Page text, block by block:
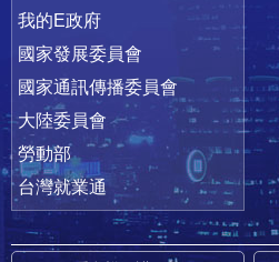
我的E政府
國家發展委員會
國家通訊傳播委員會
大陸委員會
勞動部
台灣就業通